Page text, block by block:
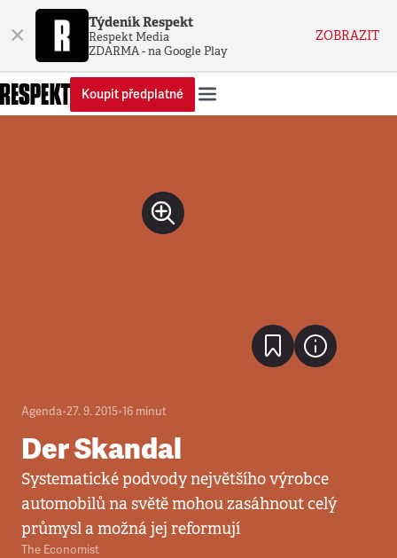
× Týdeník Respekt
Respekt Media
ZDARMA - na Google Play
ZOBRAZIT
Koupit předplatné
Agenda•27. 9. 2015•16 minut
Der Skandal
Systematické podvody největšího výrobce
automobilů na světě mohou zasáhnout celý
průmysl a možná jej reformují
The Economist